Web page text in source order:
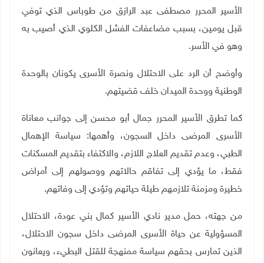
الأسير المحرر مصطفى عبد الرازق من طوباس الذي توفي
قبل يومين، بسبب مضاعفات الفشل الكلوي الذي أصيب به
وهو في الأسر.
وأوضح أن الرد على الاحتلال ونصرة الأسرى يكونان بالوحدة
الوطنية ووحدة الميدان خلف قضيتهم.
كما تطرق الأسير المحرر جمال أبو محسن إلى جوانب معاناة
الأسرى المرضى داخل السجون، وأهمها: سياسة الإهمال
الطبي، وعدم تقديم العلاج اللازم، والاكتفاء بتقديم المسكنات
فقط، ما يؤدي إلى تفاقم حالاتهم ووصولهم إلى أمراض
خطيرة ومزمنة تلازمهم طيلة حياتهم وتؤدي إلى وفاتهم.
من جهته، حمل مدير نادي الأسير كمال بني عودة، الاحتلال
المسؤولية عن حياة الأسرى المرضى داخل سجون الاحتلال،
الذين تمارس بحقهم سياسة ممنهجة للقتل البطيء، ويعانون